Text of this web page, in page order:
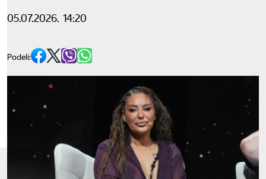
05.07.2026. 14:20
Podeli: